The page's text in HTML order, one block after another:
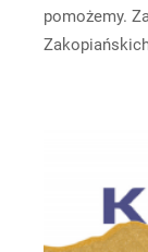
pomożemy.